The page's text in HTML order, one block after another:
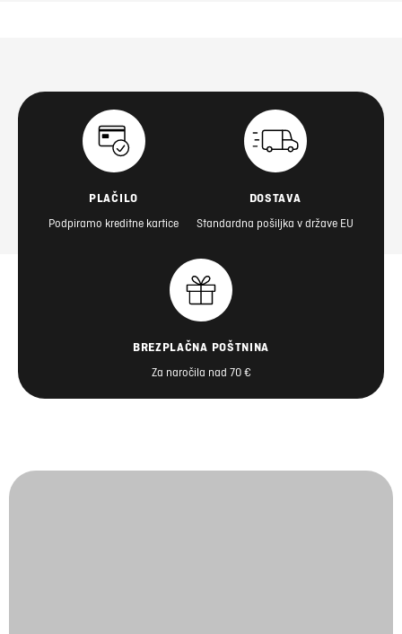
PLAČILO
Podpiramo kreditne kartice
DOSTAVA
Standardna pošiljka v države EU
BREZPLAČNA POŠTNINA
Za naročila nad 70 €